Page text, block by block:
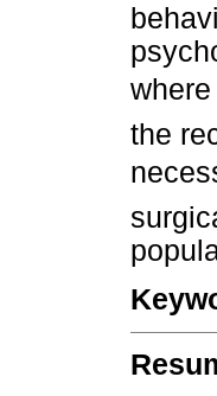
where
the